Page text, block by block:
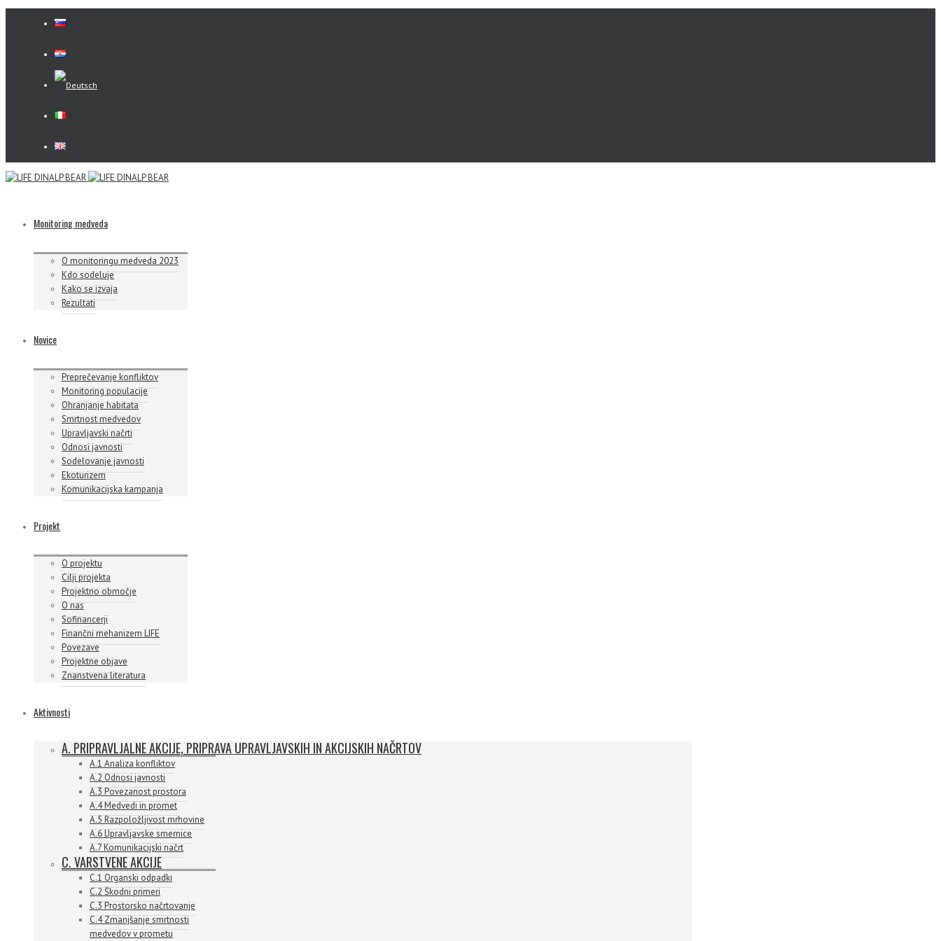
Monitoring medveda
O monitoringu medveda 2023
Kdo sodeluje
Kako se izvaja
Rezultati
Novice
Preprečevanje konfliktov
Monitoring populacije
Ohranjanje habitata
Smrtnost medvedov
Upravljavski načrti
Odnosi javnosti
Sodelovanje javnosti
Ekoturizem
Komunikacijska kampanja
Projekt
O projektu
Cilji projekta
Projektno območje
O nas
Sofinancerji
Finančni mehanizem LIFE
Povezave
Projektne objave
Znanstvena literatura
Aktivnosti
A. PRIPRAVLJALNE AKCIJE, PRIPRAVA UPRAVLJAVSKIH IN AKCIJSKIH NAČRTOV
A.1 Analiza konfliktov
A.2 Odnosi javnosti
A.3 Povezanost prostora
A.4 Medvedi in promet
A.5 Razpoložljivost mrhovine
A.6 Upravljavske smernice
A.7 Komunikacijski načrt
C. VARSTVENE AKCIJE
C.1 Organski odpadki
C.2 Škodni primeri
C.3 Prostorsko načrtovanje
C.4 Zmanjšanje smrtnosti
medvedov v prometu